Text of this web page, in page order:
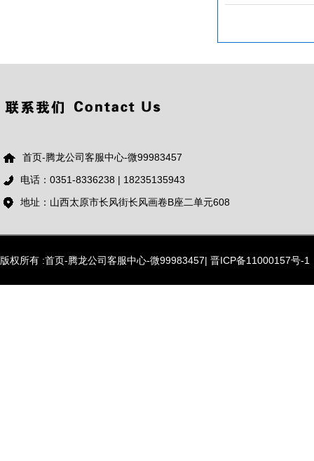
首页-腾龙公司客服中心-微99983457
电话：0351-8336238 | 18235135943
地址：山西太原市长风街长风画卷B座二单元608
版权所有 :首页-腾龙公司客服中心-微99983457| 晋ICP备11000157号-1